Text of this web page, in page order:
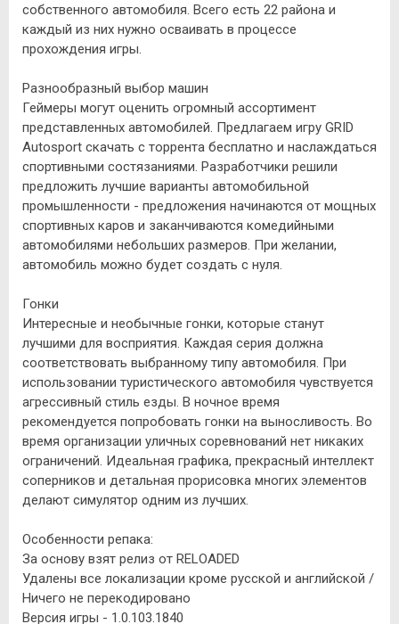
собственного автомобиля. Всего есть 22 района и
каждый из них нужно осваивать в процессе
прохождения игры.
Разнообразный выбор машин
Геймеры могут оценить огромный ассортимент
представленных автомобилей. Предлагаем игру GRID
Autosport скачать с торрента бесплатно и наслаждаться
спортивными состязаниями. Разработчики решили
предложить лучшие варианты автомобильной
промышленности - предложения начинаются от мощных
спортивных каров и заканчиваются комедийными
автомобилями небольших размеров. При желании,
автомобиль можно будет создать с нуля.
Гонки
Интересные и необычные гонки, которые станут
лучшими для восприятия. Каждая серия должна
соответствовать выбранному типу автомобиля. При
использовании туристического автомобиля чувствуется
агрессивный стиль езды. В ночное время
рекомендуется попробовать гонки на выносливость. Во
время организации уличных соревнований нет никаких
ограничений. Идеальная графика, прекрасный интеллект
соперников и детальная прорисовка многих элементов
делают симулятор одним из лучших.
Особенности репака:
За основу взят релиз от RELOADED
Удалены все локализации кроме русской и английской /
Ничего не перекодировано
Версия игры - 1.0.103.1840